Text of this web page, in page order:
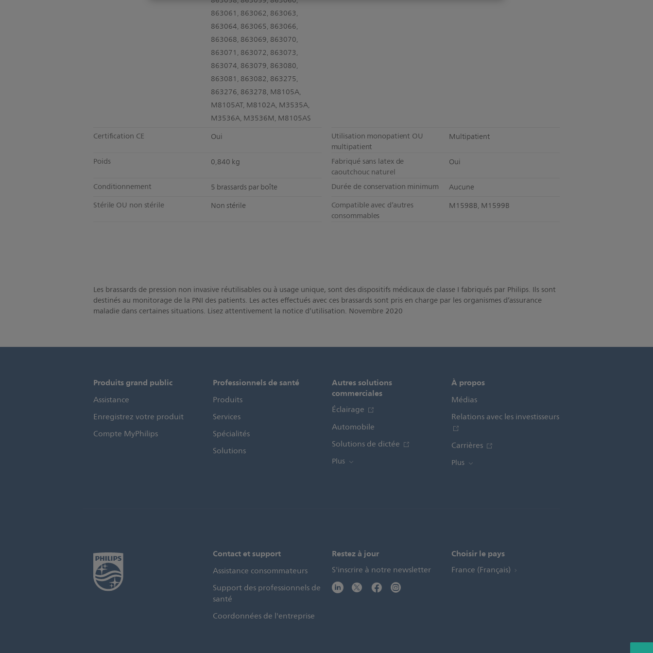
863061, 863062, 863063,
863064, 863065, 863066,
863068, 863069, 863070,
863071, 863072, 863073,
863074, 863079, 863080,
863081, 863082, 863275,
863276, 863278, M8105A,
M8105AT, M8102A, M3535A,
M3536A, M3536M, M8105AS
Certification CE Oui
Utilisation monopatient OU
multipatient
Multipatient
Poids 0,840 kg
Fabriqué sans latex de
caoutchouc naturel
Oui
Conditionnement 5 brassards par boîte Durée de conservation minimum Aucune
Stérile OU non stérile Non stérile
Compatible avec d’autres
consommables
M1598B, M1599B
Les brassards de pression non invasive réutilisables ou à usage unique, sont des dispositifs médicaux de classe I fabriqués par Philips. Ils sont
destinés au monitorage de la PNI des patients. Les actes effectués avec ces brassards sont pris en charge par les organismes d’assurance
maladie dans certaines situations. Lisez attentivement la notice d’utilisation. Novembre 2020
Produits grand public
Assistance
Enregistrez votre produit
Compte MyPhilips
Professionnels de santé
Produits
Services
Spécialités
Solutions
Autres solutions
commerciales
Éclairage
Automobile
Solutions de dictée
Plus
À propos
Médias
Relations avec les investisseurs
Carrières
Plus
Contact et support
Assistance consommateurs
Support des professionnels de
santé
Coordonnées de l'entreprise
Restez à jour
S'inscrire à notre newsletter
Choisir le pays
France (Français)